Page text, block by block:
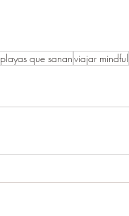
playas que sananviajar mindful